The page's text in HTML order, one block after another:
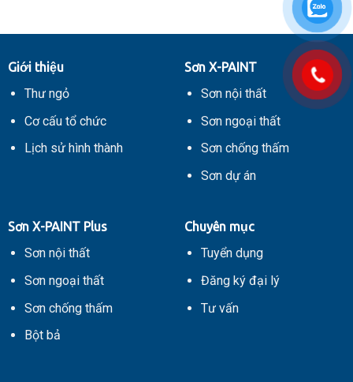
nổi
Châu
X-
Giới thiệu
Thư ngỏ
Cơ cấu tổ chức
Lịch sử hình thành
Sơn X-PAINT
Sơn nội thất
Sơn ngoại thất
Sơn chống thấm
Sơn dự án
Sơn X-PAINT Plus
Sơn nội thất
Sơn ngoại thất
Sơn chống thấm
Bột bả
Chuyên mục
Tuyển dụng
Đăng ký đại lý
Tư vấn